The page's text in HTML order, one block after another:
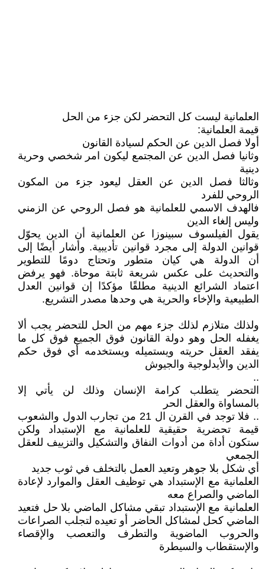
العلمانية ليست كل التحضر لكن جزء من الحل
قيمة العلمانية:
أولا فصل الدين عن الحكم لسيادة القانون
وثانيا فصل الدين عن المجتمع ليكون امر شخصي وحرية
دينية
وثالثا فصل الدين عن العقل ليعود جزء من المكون
الروحي للفرد
فالهدف الاسمي للعلمانية هو فصل الروحي عن الزمني
وليس إلغاء الدين
يقول الفيلسوف سبينوزا عن العلمانية أن الدين يحوّل
قوانين الدولة إلى مجرد قوانين تأديبية. وأشار أيضًا إلى
أن الدولة هي كيان متطور وتحتاج دومًا للتطوير
والتحديث على عكس شريعة ثابتة موحاة. فهو يرفض
اعتماد الشرائع الدينية مطلقًا مؤكدًا إن قوانين العدل
الطبيعية والإخاء والحرية هي وحدها مصدر التشريع.
ولذلك متلازم لذلك جزء مهم من الحل للتحضر يجب ألا
يغفله الحل وهو دولة القانون فوق الجميع فوق كل ما
يفقد العقل حريته ويستميله ويستخدمه أي فوق حكم
الدين والأيدلوجية والجيوش
..
التحضر يتطلب كرامة الإنسان وذلك لن يأتي إلا
بالمساواة والعقل الحر
.. فلا توجد في القرن ال 21 من تجارب الدول والشعوب
قيمة تحضرية حقيقية للعلمانية مع الإستبداد ولكن
ستكون أداة من أدوات النفاق والتشكيل والتزييف للعقل
الجمعي
أي شكل بلا جوهر وتعيد العمل بالتخلف في ثوب جديد
العلمانية مع الإستبداد هي توظيف العقل والموارد لإعادة
الماضي والصراع معه
العلمانية مع الإستبداد تبقي مشاكل الماضي بلا حل فتعيد
الماضي كحل لمشاكل الحاضر أو تعيده لتجلب الصراعات
والحروب الماضوية والتطرف والتعصب والإقصاء
والإستقطاب والسيطرة